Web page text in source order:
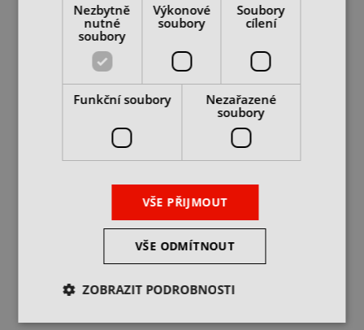
Pilník dílenský
čtyřhranný 10 x 10, 250
mm, 1 - hrubý
cena bez DPH
Pilník dílenský
čtyřhranný 10 x 10, 250
skladem 1 ks
129 Kč
cena bez DPH
DO KOŠÍKU
Nezbytně
nutné
soubory
Výkonové
soubory
Soubory
cílení
Funkční soubory
Nezařazené
soubory
VŠE PŘIJMOUT
VŠE ODMÍTNOUT
ZOBRAZIT PODROBNOSTI